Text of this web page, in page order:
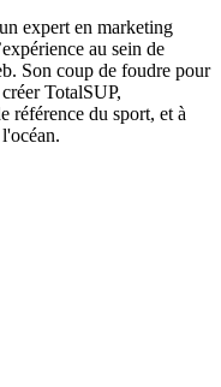
expert en marketing
au sein de
Son coup de foudre pour
TotalSUP,
référence du sport, et à